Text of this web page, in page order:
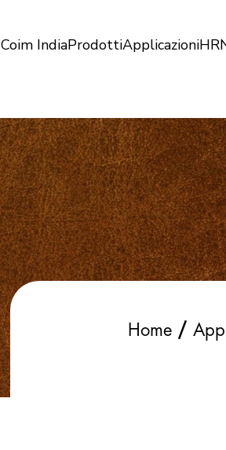
Coim IndiaProdottiApplicazioniHR
Home/